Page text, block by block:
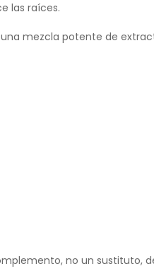
las raíces.
mezcla potente de
no un sustituto,